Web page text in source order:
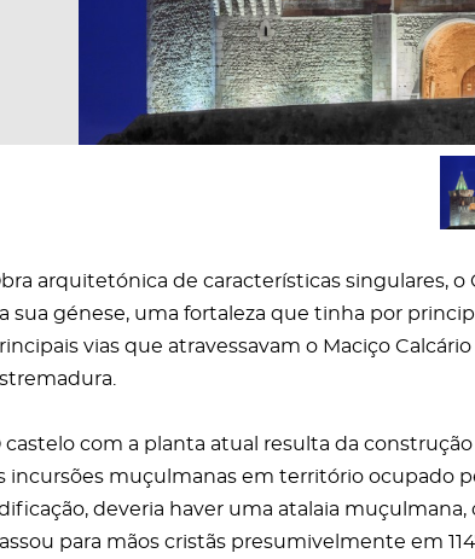
arquitetónica de características singulares, o
sua génese, uma fortaleza que tinha por
vias que atravessavam o Maciço
castelo com a planta atual resulta da
incursões muçulmanas em território ocupado
deveria haver uma atalaia
para mãos cristãs presumivelmente em